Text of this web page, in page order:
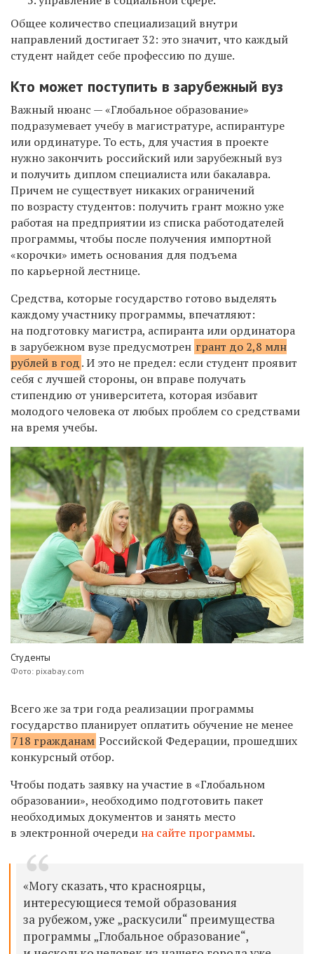
Общее количество специализаций внутри
направлений достигает 32: это значит, что каждый
студент найдет себе профессию по душе.
Кто может поступить в зарубежный вуз
Важный нюанс — «Глобальное образование»
подразумевает учебу в магистратуре, аспирантуре
или ординатуре. То есть, для участия в проекте
нужно закончить российский или зарубежный вуз
и получить диплом специалиста или бакалавра.
Причем не существует никаких ограничений
по возрасту студентов: получить грант можно уже
работая на предприятии из списка работодателей
программы, чтобы после получения импортной
«корочки» иметь основания для подъема
по карьерной лестнице.
Средства, которые государство готово выделять
каждому участнику программы, впечатляют:
на подготовку магистра, аспиранта или ординатора
в зарубежном вузе предусмотрен грант до 2,8 млн
рублей в год. И это не предел: если студент проявит
себя с лучшей стороны, он вправе получать
стипендию от университета, которая избавит
молодого человека от любых проблем со средствами
на время учебы.
Студенты
Фото: pixabay.com
Всего же за три года реализации программы
государство планирует оплатить обучение не менее
718 гражданам Российской Федерации, прошедших
конкурсный отбор.
Чтобы подать заявку на участие в «Глобальном
образовании», необходимо подготовить пакет
необходимых документов и занять место
в электронной очереди на сайте программы.
«Могу сказать, что красноярцы,
интересующиеся темой образования
за рубежом, уже „раскусили“ преимущества
программы „Глобальное образование“,